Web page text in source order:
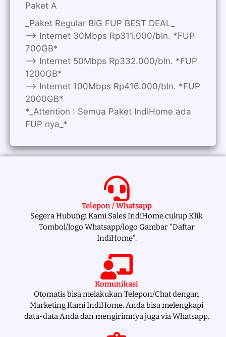
Paket A
_Paket Regular BIG FUP BEST DEAL_
—> Internet 30Mbps Rp311.000/bln. *FUP
700GB*
—> Internet 50Mbps Rp332.000/bln. *FUP
1200GB*
—> Internet 100Mbps Rp416.000/bln. *FUP
2000GB*
*_Attention : Semua Paket IndiHome ada
FUP nya_*
Telepon / Whatsapp
Segera Hubungi Kami Sales IndiHome cukup Klik
Tombol/logo Whatsapp/logo Gambar "Daftar
IndiHome".
Komunikasi
Otomatis bisa melakukan Telepon/Chat dengan
Marketing Kami IndiHome. Anda bisa melengkapi
data-data Anda dan mengirimnya juga via Whatsapp.